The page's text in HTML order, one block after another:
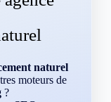
naturel
moteurs de
?